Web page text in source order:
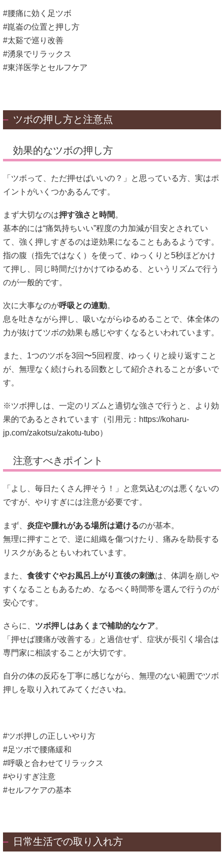
#腰痛に効く足ツボ
#崑崙の位置と押し方
#太谿で巡り改善
#湧泉でリラックス
#東洋医学とセルフケア
ツボの押し方と注意点
効果的なツボの押し方
「ツボって、ただ押せばいいの？」と思っている方、実はポ
イントがいくつかあるんです。
まず大切なのは押す強さと時間 。
基本的には“痛気持ちいい”程度の力加減が目安とされてい
て、強く押しすぎるのは逆効果になることもあるようです。
指の腹（指先ではなく）を使って、ゆっくりと5秒ほどかけ
て押し、同じ時間だけかけてゆるめる、というリズムで行う
のが一般的です。
次に大事なのが呼吸との連動。
息を吐きながら押し、吸いながらゆるめることで、体全体の
力が抜けてツボの効果も感じやすくなるといわれています。
また、1つのツボを3回〜5回程度、ゆっくりと繰り返すこと
が、無理なく続けられる回数として紹介されることが多いで
す。
※ツボ押しは、一定のリズムと適切な強さで行うと、より効
果的であるとされています（引用元： https://koharu-
jp.com/zakotsu/zakotu-tubo）
注意すべきポイント
「よし、毎日たくさん押そう！」と意気込むのは悪くないの
ですが、やりすぎには注意が必要です。
まず、 炎症や腫れがある場所は避けるのが基本。
無理に押すことで、逆に組織を傷つけたり、痛みを助長する
リスクがあるともいわれています。
また、 食後すぐやお風呂上がり直後の刺激は、体調を崩しや
すくなることもあるため、なるべく時間帯を選んで行うのが
安心です。
さらに、 ツボ押しはあくまで補助的なケア。
「押せば腰痛が改善する」と過信せず、症状が長引く場合は
専門家に相談することが大切です。
自分の体の反応を丁寧に感じながら、無理のない範囲でツボ
押しを取り入れてみてくださいね。
#ツボ押しの正しいやり方
#足ツボで腰痛緩和
#呼吸と合わせてリラックス
#やりすぎ注意
#セルフケアの基本
日常生活での取り入れ方